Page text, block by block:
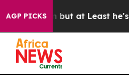
AGP PICKSbut at Least he's out...